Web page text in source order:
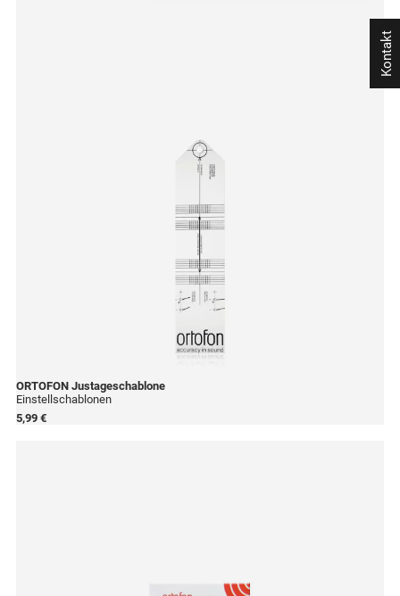
ORTOFON Justageschablone
Einstellschablonen
5,99 €
Kontakt